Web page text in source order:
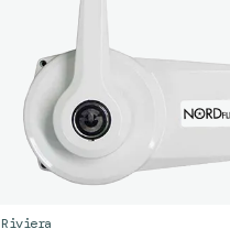
Riviera